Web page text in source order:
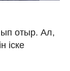
отыр. Ал,
іске